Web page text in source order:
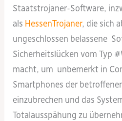
Staatstrojaner-Software,
als HessenTrojaner, die sich
ungeschlossen belassene
Sicherheitslücken vom Typ
macht, um unbemerkt in
Smartphones der
einzubrechen und das
Totalausspähung zu